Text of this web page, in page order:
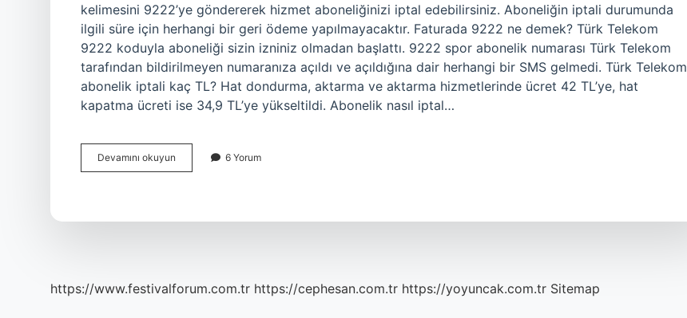
kelimesini 9222’ye göndererek hizmet aboneliğinizi iptal edebilirsiniz. Aboneliğin iptali durumunda
ilgili süre için herhangi bir geri ödeme yapılmayacaktır. Faturada 9222 ne demek? Türk Telekom
9222 koduyla aboneliği sizin izniniz olmadan başlattı. 9222 spor abonelik numarası Türk Telekom
tarafından bildirilmeyen numaranıza açıldı ve açıldığına dair herhangi bir SMS gelmedi. Türk Telekom
abonelik iptali kaç TL? Hat dondurma, aktarma ve aktarma hizmetlerinde ücret 42 TL’ye, hat
kapatma ücreti ise 34,9 TL’ye yükseltildi. Abonelik nasıl iptal…
Devamını okuyun
Iptal
6 Yorum
https://www.festivalforum.com.tr https://cephesan.com.tr https://yoyuncak.com.tr Sitemap